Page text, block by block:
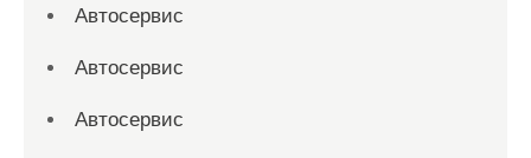
Автосервис
Автосервис
Автосервис